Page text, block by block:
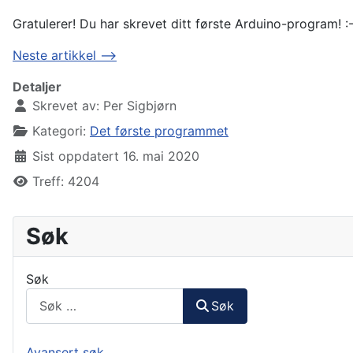
Gratulerer! Du har skrevet ditt første Arduino-program!
Neste artikkel -->
Detaljer
Skrevet av: Per Sigbjørn
Kategori: Det første programmet
Sist oppdatert 16. mai 2020
Treff: 4204
Søk
Søk
Søk